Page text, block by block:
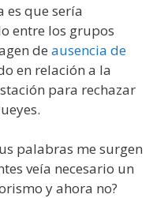
que sería
entre los grupos
de ausencia de
en relación a la
para rechazar
palabras me surgen
veía necesario un
y ahora no?